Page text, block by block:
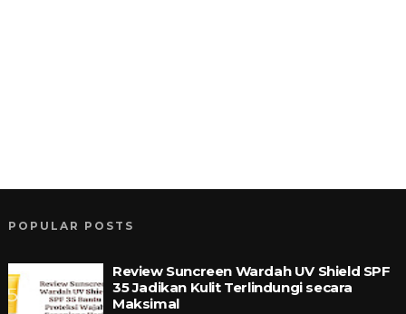
POPULAR POSTS
Review Suncreen Wardah UV Shield SPF
35 Jadikan Kulit Terlindungi secara
Maksimal